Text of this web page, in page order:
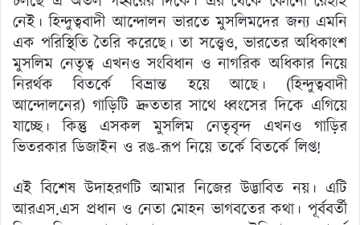
নেই। হিন্দুত্ববাদী আন্দোলন ভারতে মুসলিমদের জন্য এমনি
এক পরিস্থিতি তৈরি করেছে। তা সত্ত্বেও, ভারতের অধিকাংশ
মুসলিম নেতৃত্ব এখনও সংবিধান ও নাগরিক অধিকার নিয়ে
নিরর্থক বিতর্কে বিভ্রান্ত হয়ে আছে। (হিন্দুত্ববাদী
আন্দোলনের) গাড়িটি দ্রুততার সাথে ধ্বংসের দিকে এগিয়ে
যাচ্ছে। কিন্তু এসকল মুসলিম নেতৃবৃন্দ এখনও গাড়ির
ভিতরকার ডিজাইন ও রঙ-রূপ নিয়ে তর্কে বিতর্কে লিপ্ত!
এই বিশেষ উদাহরণটি আমার নিজের উদ্ভাবিত নয়। এটি
আরএস.এস প্রধান ও নেতা মোহন ভাগবতের কথা। পূর্ববর্তী